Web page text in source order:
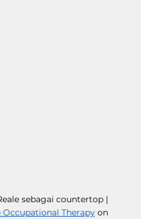
sebagai countertop |
Occupational Therapy on